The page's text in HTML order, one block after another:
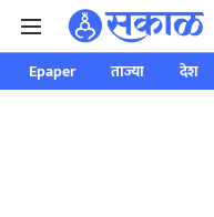
Epaper ताज्या देश